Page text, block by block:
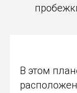
В этом